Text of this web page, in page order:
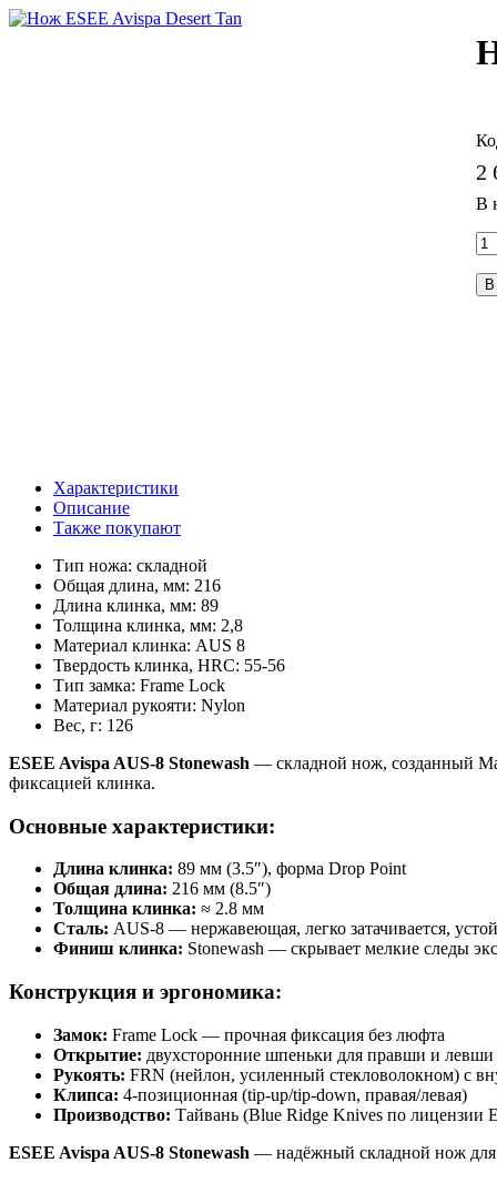
2
В
Характеристики
Описание
Также покупают
Тип ножа: складной
Общая длина, мм: 216
Длина клинка, мм: 89
Толщина клинка, мм: 2,8
Материал клинка: AUS 8
Твердость клинка, HRC: 55-56
Тип замка: Frame Lock
Материал рукояти: Nylon
Вес, г: 126
ESEE Avispa AUS-8 Stonewash — складной нож, созданный
фиксацией клинка.
Основные характеристики:
Длина клинка: 89 мм (3.5″), форма Drop Point
Общая длина: 216 мм (8.5″)
Толщина клинка: ≈ 2.8 мм
Сталь: AUS-8 — нержавеющая, легко затачивается,
Финиш клинка: Stonewash — скрывает мелкие следы
Конструкция и эргономика:
Замок: Frame Lock — прочная фиксация без люфта
Открытие: двухсторонние шпеньки для правши и левши
Рукоять: FRN (нейлон, усиленный стекловолокном) с
Клипса: 4-позиционная (tip-up/tip-down, правая/левая)
Производство: Тайвань (Blue Ridge Knives по лицензии
ESEE Avispa AUS-8 Stonewash — надёжный складной нож для